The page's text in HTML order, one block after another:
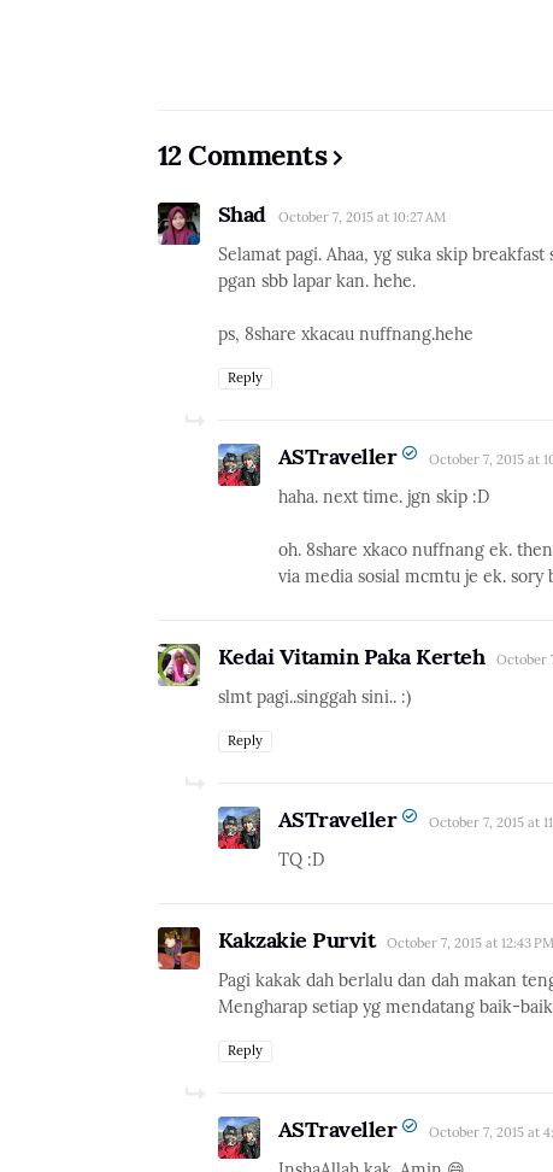
12 Comments
Shad October 7, 2015 at 10:27 AM
Selamat pagi. Ahaa, yg suka skip
pgan sbb lapar kan. hehe.
ps, 8share xkacau nuffnang.hehe
Reply
ASTraveller October 7, 2015 at
haha. next time. jgn skip :D
oh. 8share xkaco nuffnang ek.
via media sosial mcmtu je ek. sory
Kedai Vitamin Paka Kerteh October
slmt pagi..singgah sini.. :)
Reply
ASTraveller October 7, 2015 at
TQ :D
Kakzakie Purvit October 7, 2015 at 12:43 PM
Pagi kakak dah berlalu dan dah makan
Mengharap setiap yg mendatang baik-
Reply
ASTraveller October 7, 2015 at